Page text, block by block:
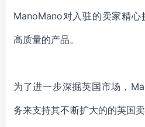
ManoMano对入驻的卖家精
高质量的产品。
为了进一步深掘英国市场，
务来支持其不断扩大的的英国